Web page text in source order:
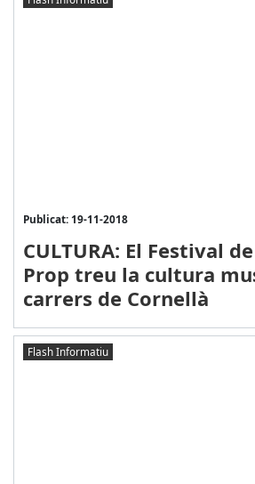
Publicat: 19-11-2018
CULTURA: El Festival
Prop treu la cultura
carrers de Cornellà
Flash Informatiu